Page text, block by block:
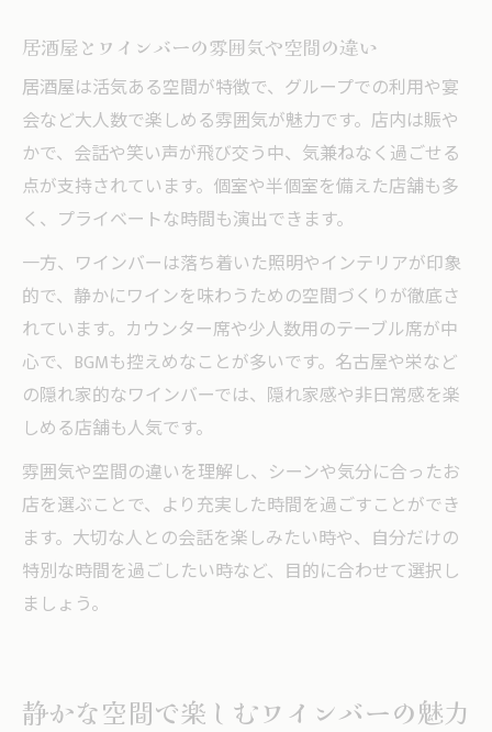
居酒屋とワインバーの雰囲気や空間の違い
居酒屋は活気ある空間が特徴で、グループでの利用や宴
会など大人数で楽しめる雰囲気が魅力です。店内は賑や
かで、会話や笑い声が飛び交う中、気兼ねなく過ごせる
点が支持されています。個室や半個室を備えた店舗も多
く、プライベートな時間も演出できます。
一方、ワインバーは落ち着いた照明やインテリアが印象
的で、静かにワインを味わうための空間づくりが徹底さ
れています。カウンター席や少人数用のテーブル席が中
心で、BGMも控えめなことが多いです。名古屋や栄など
の隠れ家的なワインバーでは、隠れ家感や非日常感を楽
しめる店舗も人気です。
雰囲気や空間の違いを理解し、シーンや気分に合ったお
店を選ぶことで、より充実した時間を過ごすことができ
ます。大切な人との会話を楽しみたい時や、自分だけの
特別な時間を過ごしたい時など、目的に合わせて選択し
ましょう。
静かな空間で楽しむワインバーの魅力